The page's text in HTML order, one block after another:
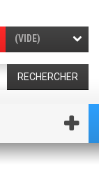
(VIDE)
RECHERCHER